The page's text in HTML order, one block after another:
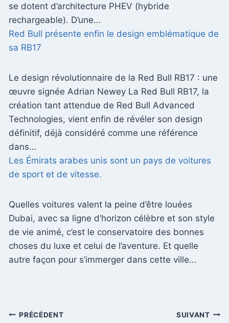
se dotent d’architecture PHEV (hybride
rechargeable). D’une…
Red Bull présente enfin le design emblématique de
sa RB17
Le design révolutionnaire de la Red Bull RB17 : une
œuvre signée Adrian Newey La Red Bull RB17, la
création tant attendue de Red Bull Advanced
Technologies, vient enfin de révéler son design
définitif, déjà considéré comme une référence
dans…
Les Émirats arabes unis sont un pays de voitures
de sport et de vitesse.
Quelles voitures valent la peine d’être louées
Dubai, avec sa ligne d’horizon célèbre et son style
de vie animé, c’est le conservatoire des bonnes
choses du luxe et celui de l’aventure. Et quelle
autre façon pour s’immerger dans cette ville…
Navigation
PRÉCÉDENT SUIVANT